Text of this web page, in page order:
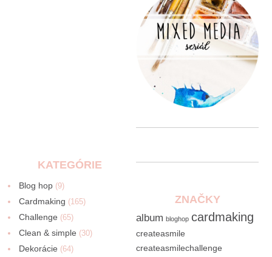
KATEGÓRIE
Blog hop (9)
Cardmaking (165)
Challenge (65)
Clean & simple (30)
Dekorácie (64)
ZNAČKY
album bloghop cardmaking
createasmile
createasmilechallenge